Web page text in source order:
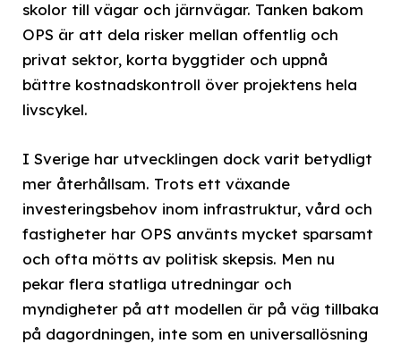
skolor till vägar och järnvägar. Tanken bakom
OPS är att dela risker mellan offentlig och
privat sektor, korta byggtider och uppnå
bättre kostnadskontroll över projektens hela
livscykel.
I Sverige har utvecklingen dock varit betydligt
mer återhållsam. Trots ett växande
investeringsbehov inom infrastruktur, vård och
fastigheter har OPS använts mycket sparsamt
och ofta mötts av politisk skepsis. Men nu
pekar flera statliga utredningar och
myndigheter på att modellen är på väg tillbaka
på dagordningen, inte som en universallösning